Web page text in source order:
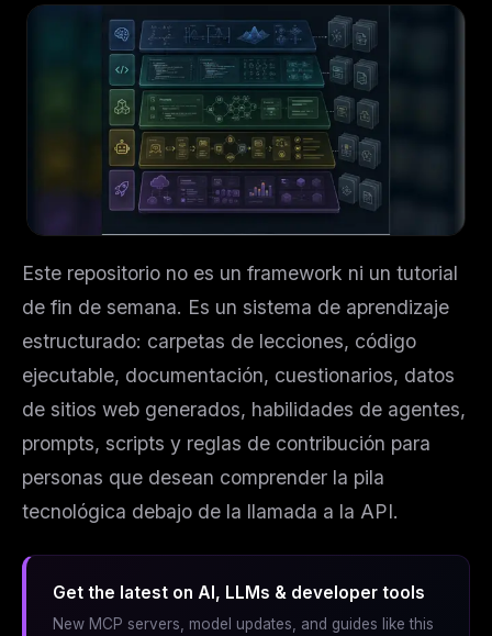
Este repositorio no es un framework ni un tutorial
de fin de semana. Es un sistema de aprendizaje
estructurado: carpetas de lecciones, código
ejecutable, documentación, cuestionarios, datos
de sitios web generados, habilidades de agentes,
prompts, scripts y reglas de contribución para
personas que desean comprender la pila
tecnológica debajo de la llamada a la API.
Get the latest on AI, LLMs & developer tools
New MCP servers, model updates, and guides like this